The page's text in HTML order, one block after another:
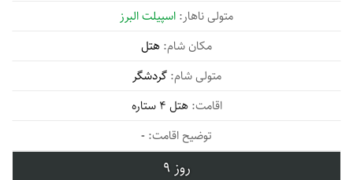
اسپیلت البرز
هتل
گردشگر
هتل 4 ستاره
-
9